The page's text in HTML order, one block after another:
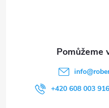
info@
+420 608 003